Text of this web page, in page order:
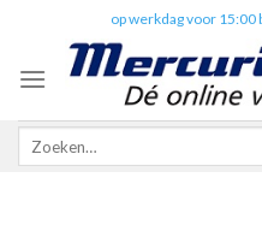
content
op werkdag voor
Zoeken